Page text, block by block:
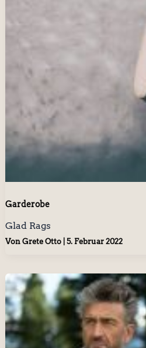
Garderobe
Glad Rags
Von Grete Otto 5. Februar 2022